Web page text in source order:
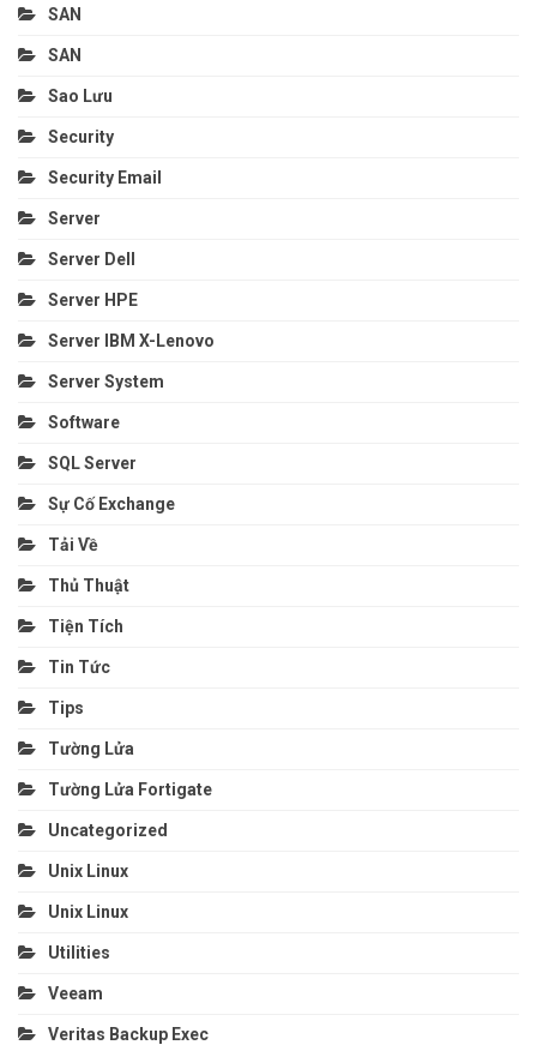
SAN
SAN
Sao Lưu
Security
Security Email
Server
Server Dell
Server HPE
Server IBM X-Lenovo
Server System
Software
SQL Server
Sự Cố Exchange
Tải Về
Thủ Thuật
Tiện Tích
Tin Tức
Tips
Tường Lửa
Tường Lửa Fortigate
Uncategorized
Unix Linux
Unix Linux
Utilities
Veeam
Veritas Backup Exec